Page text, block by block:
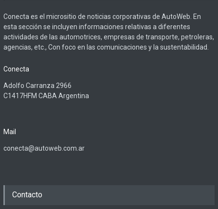
Conecta es el micrositio de noticias corporativas de AutoWeb. En
esta sección se incluyen informaciones relativas a diferentes
actividades de las automotrices, empresas de transporte, petroleras,
agencias, etc., Con foco en las comunicaciones y la sustentabilidad.
Conecta
Adolfo Carranza 2966
C1417HFM CABA Argentina
Mail
conecta@autoweb.com.ar
Contacto